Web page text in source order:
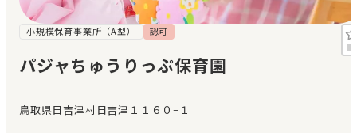
メッセージ
おすすめの園
エンクルの特徴と活用方法
小規模保育事業所（A型） 認可
パジャちゅうりっぷ保育園
鳥取県日吉津村日吉津１１６０−１